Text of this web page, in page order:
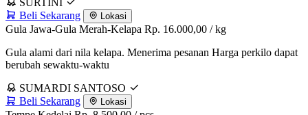
SURTINI
Beli Sekarang
Lokasi
Gula Jawa-Gula Merah-Kelapa Rp. 16.000,00 / kg
Gula alami dari nila kelapa. Menerima pesanan Harga perkilo dapat
berubah sewaktu-waktu
SUMARDI SANTOSO
Beli Sekarang
Lokasi